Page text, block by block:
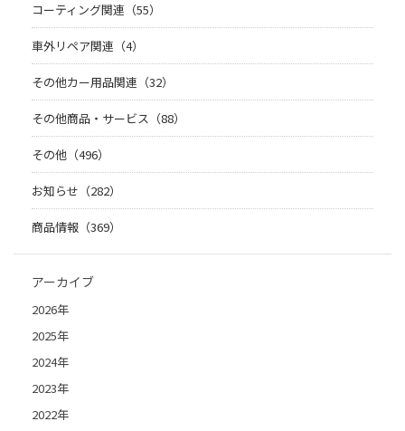
コーティング関連（55）
車外リペア関連（4）
その他カー用品関連（32）
その他商品・サービス（88）
その他（496）
お知らせ（282）
商品情報（369）
アーカイブ
2026年
2025年
2024年
2023年
2022年